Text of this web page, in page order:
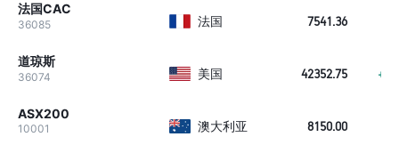
法国CAC
36085
道琼斯
36074
ASX200
10001
法国 7541.36
美国 42352.75
澳大利亚 8150.00